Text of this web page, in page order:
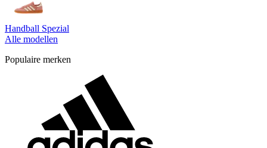
Handball Spezial
Alle modellen
Populaire merken